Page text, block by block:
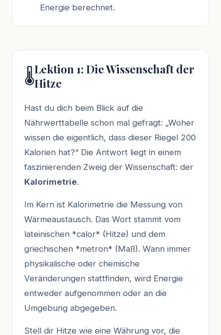
Energie berechnet.
🌡️Lektion 1: Die Wissenschaft der
Hitze
Hast du dich beim Blick auf die
Nährwerttabelle schon mal gefragt: „Woher
wissen die eigentlich, dass dieser Riegel 200
Kalorien hat?“ Die Antwort liegt in einem
faszinierenden Zweig der Wissenschaft: der
Kalorimetrie.
Im Kern ist Kalorimetrie die Messung von
Wärmeaustausch. Das Wort stammt vom
lateinischen *calor* (Hitze) und dem
griechischen *metron* (Maß). Wann immer
physikalische oder chemische
Veränderungen stattfinden, wird Energie
entweder aufgenommen oder an die
Umgebung abgegeben.
Stell dir Hitze wie eine Währung vor, die